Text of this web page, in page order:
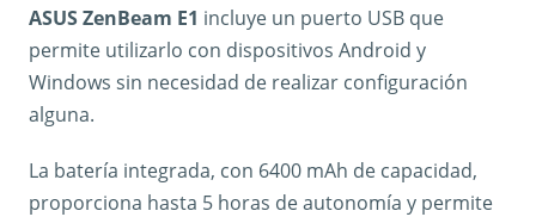
ASUS ZenBeam E1 incluye un puerto USB que
permite utilizarlo con dispositivos Android y
Windows sin necesidad de realizar configuración
alguna.
La batería integrada, con 6400 mAh de capacidad,
proporciona hasta 5 horas de autonomía y permite